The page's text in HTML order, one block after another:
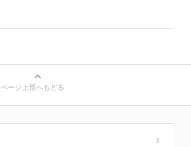
ページ上部へもどる